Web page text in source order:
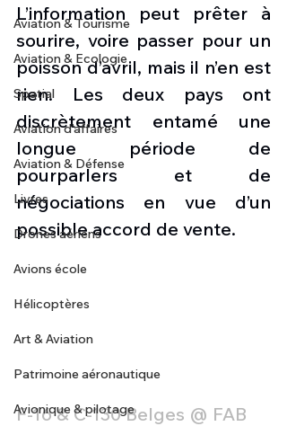
Aviation & Tourisme
Aviation & Ecologie
Spatial
Aviation d'affaires
Aviation & Défense
Livres
Drones aériens
Avions école
Hélicoptères
Art & Aviation
Patrimoine aéronautique
Avionique & pilotage
L’information peut prêter à
sourire, voire passer pour un
poisson d’avril, mais il n’en est
rien. Les deux pays ont
discrètement entamé une
longue période de
pourparlers et de
négociations en vue d’un
possible accord de vente.
F-16 & C-130 Belges @ FAB